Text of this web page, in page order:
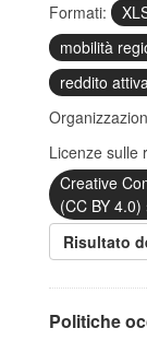
Formati:
mobilità
reddito
Licenze sulle
Creative
(CC BY 4.0)
Risultato
Politiche